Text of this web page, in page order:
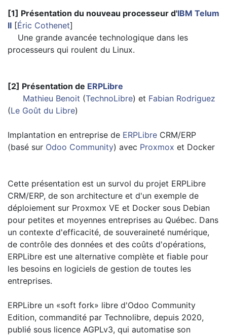
[1] Présentation du nouveau processeur d'IBM Telum
II [Éric Cothenet]
Une grande avancée technologique dans les
processeurs qui roulent du Linux.
[2] Présentation de ERPLibre
Mathieu Benoit (TechnoLibre) et Fabian Rodriguez
(Le Goût du Libre)
Implantation en entreprise de ERPLibre CRM/ERP
(basé sur Odoo Community) avec Proxmox et Docker
Cette présentation est un survol du projet ERPLibre
CRM/ERP, de son architecture et d'un exemple de
déploiement sur Proxmox VE et Docker sous Debian
pour petites et moyennes entreprises au Québec. Dans
un contexte d'efficacité, de souveraineté numérique,
de contrôle des données et des coûts d'opérations,
ERPLibre est une alternative complète et fiable pour
les besoins en logiciels de gestion de toutes les
entreprises.
ERPLibre un «soft fork» libre d'Odoo Community
Edition, commandité par Technolibre, depuis 2020,
publié sous licence AGPLv3, qui automatise son